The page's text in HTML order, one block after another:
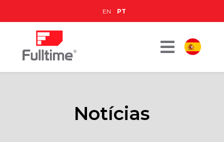
EN PT
Notícias